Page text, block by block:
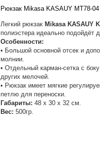
Рюкзак Mikasa KASAUY MT78-04
Легкий рюкзак Mikasa KASAUY
полиэстера идеально подойдёт
Особенности:
• Большой основной отсек и
молнии.
• Отдельный карман-сетка с
других мелочей.
• Рюкзак имеет мягкие
петлю для переноски.
Габариты: 48 x 30 x 32 см.
Вес: 500гр.